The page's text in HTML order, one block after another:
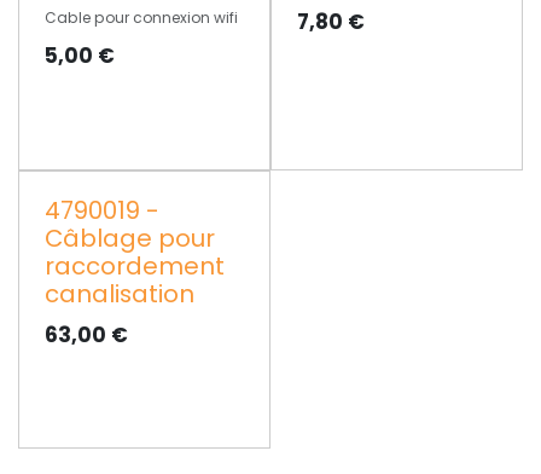
Cable pour connexion wifi
5,00 €
7,80 €
4790019 -
Câblage pour
raccordement
canalisation
63,00 €